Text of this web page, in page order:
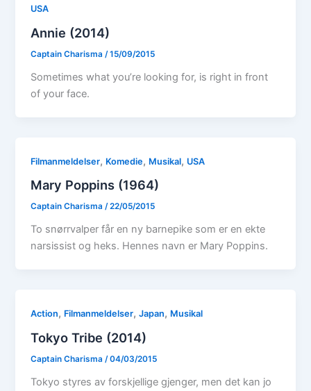
USA
Annie (2014)
Captain Charisma/15/09/2015
Sometimes what you’re looking for, is right in front
of your face.
Filmanmeldelser, Komedie, Musikal, USA
Mary Poppins (1964)
Captain Charisma/22/05/2015
To snørrvalper får en ny barnepike som er en ekte
narsissist og heks. Hennes navn er Mary Poppins.
Action, Filmanmeldelser,Japan, Musikal
Tokyo Tribe (2014)
Captain Charisma /04/03/2015
Tokyo styres av forskjellige gjenger, men det kan jo